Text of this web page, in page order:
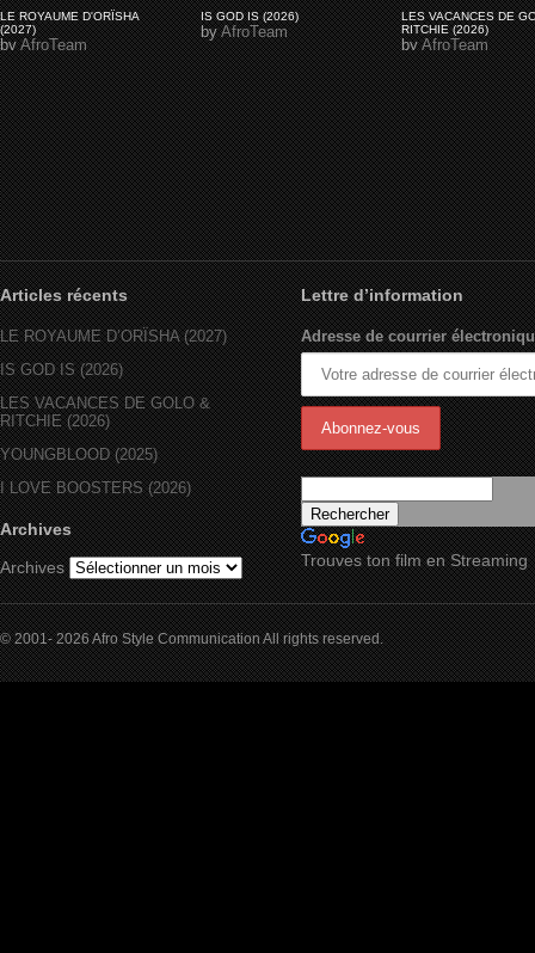
LE ROYAUME D'ORÏSHA
(2027)
byAfroTeam
IS GOD IS (2026)
byAfroTeam
LES VACANCES DE
RITCHIE (2026)
byAfroTeam
Articles récents
LE ROYAUME D’ORÏSHA (2027)
IS GOD IS (2026)
LES VACANCES DE GOLO &
RITCHIE (2026)
YOUNGBLOOD (2025)
I LOVE BOOSTERS (2026)
Archives
Archives
Lettre d’information
Adresse de courrier
Trouves ton film en Streaming
© 2001- 2026 Afro Style Communication All rights reserved.